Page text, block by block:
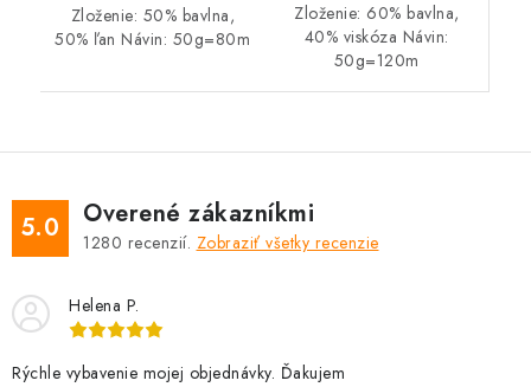
Zloženie: 50% bavlna,
50% ľan Návin: 50g=80m
Zloženie: 60% bavlna,
40% viskóza Návin:
50g=120m
5.0 Overené zákazníkmi
1280 recenzií. Zobraziť všetky recenzie
Helena P.
Rýchle vybavenie mojej objednávky. Ďakujem